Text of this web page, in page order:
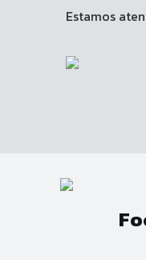
Estamos